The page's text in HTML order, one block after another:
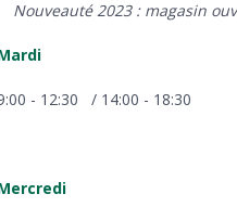
Nouveauté 2023 : magasin
- 12:30 / 14:00 - 18:30